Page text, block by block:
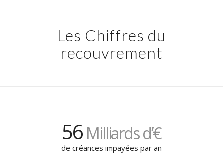
Les Chiffres du
recouvrement
56 Milliards d’€
de créances impayées par an